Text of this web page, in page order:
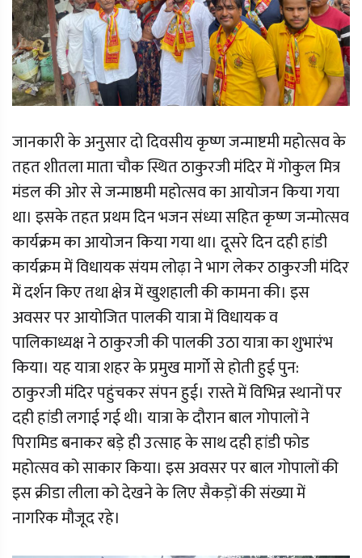
जानकारी के अनुसार दो दिवसीय कृष्ण जन्माष्टमी महोत्सव के
तहत शीतला माता चौक स्थित ठाकुरजी मंदिर में गोकुल मित्र
मंडल की ओर से जन्माष्ठमी महोत्सव का आयोजन किया गया
था। इसके तहत प्रथम दिन भजन संध्या सहित कृष्ण जन्मोत्सव
कार्यक्रम का आयोजन किया गया था। दूसरे दिन दही हांडी
कार्यक्रम में विधायक संयम लोढ़ा ने भाग लेकर ठाकुरजी मंदिर
में दर्शन किए तथा क्षेत्र में खुशहाली की कामना की। इस
अवसर पर आयोजित पालकी यात्रा में विधायक व
पालिकाध्यक्ष ने ठाकुरजी की पालकी उठा यात्रा का शुभारंभ
किया। यह यात्रा शहर के प्रमुख मार्गो से होती हुई पुन:
ठाकुरजी मंदिर पहुंचकर संपन हुई। रास्ते में विभिन्न स्थानों पर
दही हांडी लगाई गई थी। यात्रा के दौरान बाल गोपालों ने
पिरामिड बनाकर बड़े ही उत्साह के साथ दही हांडी फोड
महोत्सव को साकार किया। इस अवसर पर बाल गोपालों की
इस क्रीडा लीला को देखने के लिए सैकड़ों की संख्या में
नागरिक मौजूद रहे।